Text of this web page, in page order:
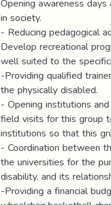
in society.
- Reducing pedagogical
Develop recreational
well suited to the
-Providing qualified
the physically disabled.
- Opening institutions
field visits for this group
institutions so that this
- Coordination between
the universities for the
disability, and its
-Providing a financial